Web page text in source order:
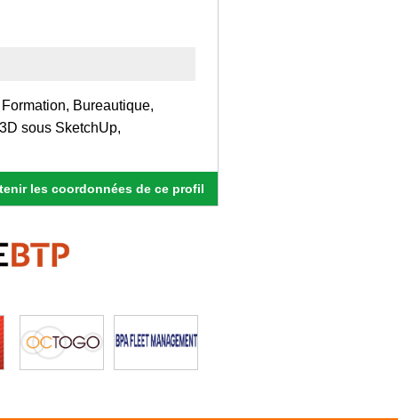
Bureautique,
sous SketchUp,
les coordonnées de ce profil